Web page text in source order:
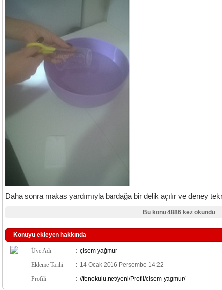
Daha sonra makas yardımıyla bardağa bir delik açılır ve deney
Bu konu 4886 kez okundu
Konuyu ekleyen hakkında
Üye Adı : çisem yağmur
Ekleme Tarihi
: 14 Ocak 2016 Perşembe 14:22
Profili
: //fenokulu.net/yeni/Profil/cisem-yagmur/